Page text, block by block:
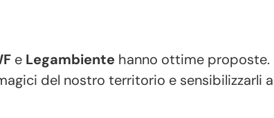
e Legambiente hanno ottime proposte.
del nostro territorio e sensibilizzarli